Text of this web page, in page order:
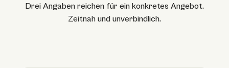
Drei Angaben reichen für ein konkretes Angebot.
Zeitnah und unverbindlich.